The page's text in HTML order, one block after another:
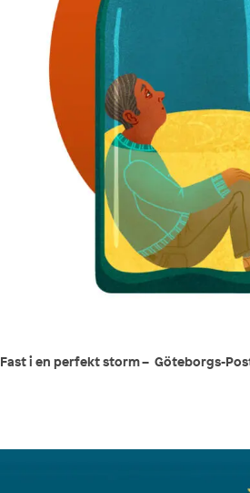
Fast i en perfekt storm – Göteborgs-